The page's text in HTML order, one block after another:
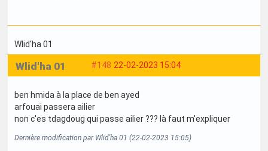
Wlid'ha 01
#148 22-02-2023 15:04
Wlid'ha 01
ben hmida à la place de ben ayed
arfouai passera ailier
non c'es tdagdoug qui passe ailier ??? là faut m'expliquer
Dernière modification par Wlid'ha 01 (22-02-2023 15:05)